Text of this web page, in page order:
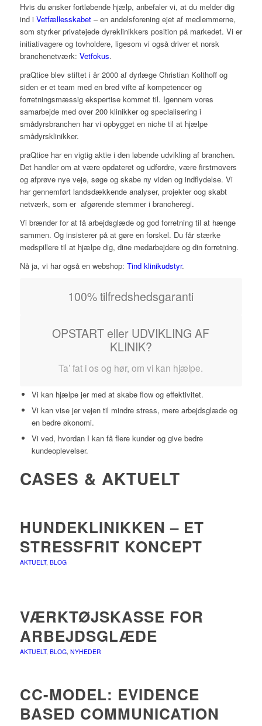
Hvis du ønsker fortløbende hjælp, anbefaler vi, at du melder dig
ind i Vetfællesskabet– en andelsforening ejet af medlemmerne,
som styrker privatejede dyreklinikkers position på markedet. Vi er
initiativagere og tovholdere, ligesom vi også driver et norsk
branchenetværk: Vetfokus.
praQtice blev stiftet i år 2000 af dyrlæge Christian Kolthoff og
siden er et team med en bred vifte af kompetencer og
forretningsmæssig ekspertise kommet til. Igennem vores
samarbejde med over 200 klinikker og specialisering i
smådyrsbranchen har vi opbygget en niche til at hjælpe
smådyrsklinikker.
praQtice har en vigtig aktie i den løbende udvikling af branchen.
Det handler om at være opdateret og udfordre, være firstmovers
og afprøve nye veje, søge og skabe ny viden og indflydelse. Vi
har gennemført landsdækkende analyser, projekter oog skabt
netværk, som er afgørende stemmer i brancheregi.
Vi brænder for at få arbejdsglæde og god forretning til at hænge
sammen. Og insisterer på at gøre en forskel. Du får stærke
medspillere til at hjælpe dig, dine medarbejdere og din forretning.
Nå ja, vi har også en webshop: Tind klinikudstyr.
100% tilfredshedsgaranti
OPSTART eller UDVIKLING AF
KLINIK?
Ta’ fat i os og hør, om vi kan hjælpe.
Vi kan hjælpe jer med at skabe flow og effektivitet.
Vi kan vise jer vejen til mindre stress, mere arbejdsglæde og
en bedre økonomi.
Vi ved, hvordan I kan få flere kunder og give bedre
kundeoplevelser.
CASES & AKTUELT
HUNDEKLINIKKEN – ET
STRESSFRIT KONCEPT
AKTUELT, BLOG
VÆRKTØJSKASSE FOR
ARBEJDSGLÆDE
AKTUELT, BLOG, NYHEDER
CC-MODEL: EVIDENCE
BASED COMMUNICATION